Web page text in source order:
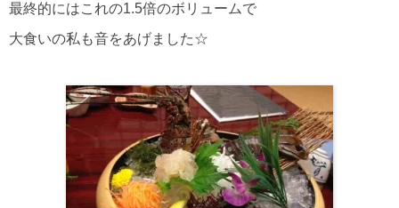
最終的にはこれの1.5倍のボリュームで
大食いの私も音をあげました☆